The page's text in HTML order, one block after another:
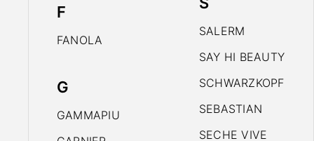
F
FANOLA
G
GAMMAPIU
SALERM
SAY HI BEAUTY
SCHWARZKOPF
SEBASTIAN
SECHE VIVE